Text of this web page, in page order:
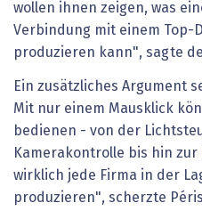
wollen ihnen zeigen, was
Verbindung mit einem Top-
produzieren kann", sagte
Ein zusätzliches Argument
Mit nur einem Mausklick
bedienen - von der
Kamerakontrolle bis hin zur
wirklich jede Firma in der
produzieren", scherzte